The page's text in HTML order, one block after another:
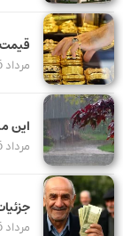
قیمت
مرداد 16, 1405
این
مرداد 16, 1405
مرداد 16, 1405